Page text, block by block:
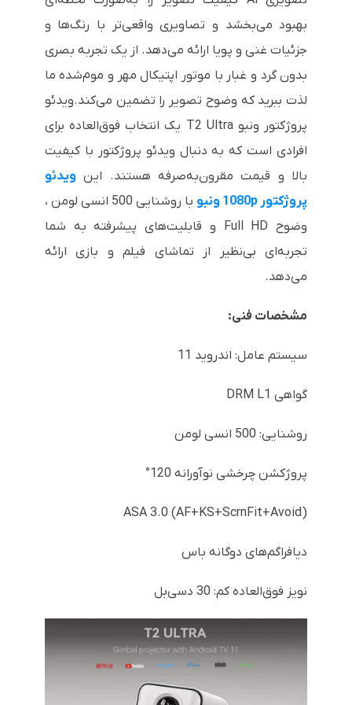
بهبود می‌بخشد و تصاویری واقعی‌تر با رنگ‌ها و
جزئیات غنی و پویا ارائه می‌دهد. از یک تجربه بصری
بدون گرد و غبار با موتور اپتیکال مهر و موم‌شده ما
لذت ببرید که وضوح تصویر را تضمین می‌کند.ویدئو
پروژکتور ونبو T2 Ultra یک انتخاب فوق‌العاده برای
افرادی است که به دنبال ویدئو پروژکتور با کیفیت
بالا و قیمت مقرون‌به‌صرفه هستند. این ویدئو
پروژکتور 1080p ونبو
با روشنایی 500 انسی لومن ،
وضوح Full HD و قابلیت‌های پیشرفته به شما
تجربه‌ای بی‌نظیر از تماشای فیلم و بازی ارائه
می‌دهد.
مشخصات فنی:
سیستم عامل: اندروید 11
گواهی DRM L1
روشنایی: 500 انسی لومن
پروژکشن چرخشی نوآورانه 120°
ASA 3.0 (AF+KS+ScrnFit+Avoid)
دیافراگم‌های دوگانه باس
نویز فوق‌العاده کم: 30 دسی‌بل